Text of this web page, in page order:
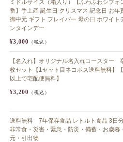
ミドルサイズ（箱入り）【ふわふわシフォ
番】手土産 誕生日 クリスマス 記念日 お年
御中元 ギフト フレイバー 母の日 ホワイト
ンタインデー
¥3,000 （税込）
【名入れ】オリジナル名入れコースター
枚セット【1セット目ネコポス送料無料】
以上で宅配便無料】
¥3,200 （税込）
送料無料 7年保存食品 レトルト食品 3日
非常食・災害・緊急・防災・備蓄・お歳暮
元・引出物